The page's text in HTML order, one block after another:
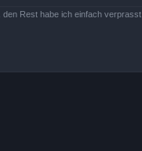
Rest habe ich einfach verprasst.